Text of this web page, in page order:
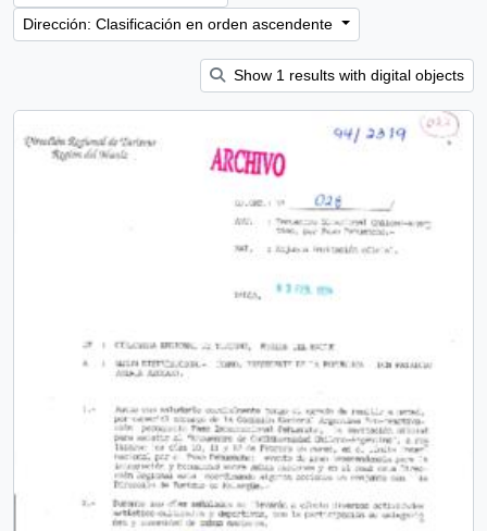
Dirección: Clasificación en orden ascendente
Show 1 results with digital objects